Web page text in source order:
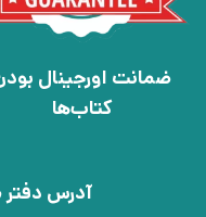
ضمانت اورجینال
کتاب‌ها
آدرس دفتر